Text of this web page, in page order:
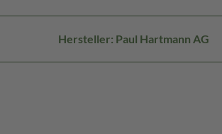
Hersteller: Paul Hartmann AG